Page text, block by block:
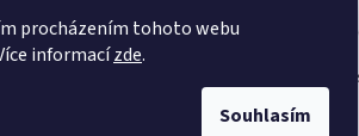
procházením tohoto webu
informacízde.
Souhlasím
je nutná absolutní nepropustnost spárovací
spárovací hmoty Kerapoxy.
např. rohů místností nebo spoje mezi vanou
je možné zakoupit až ve 27 odstínech.